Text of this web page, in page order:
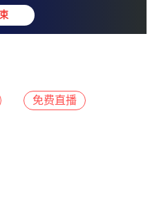
: 埃格
免费直播